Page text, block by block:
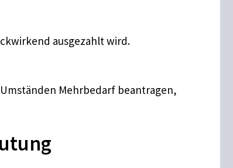
ausgezahlt wird.
Mehrbedarf beantragen,